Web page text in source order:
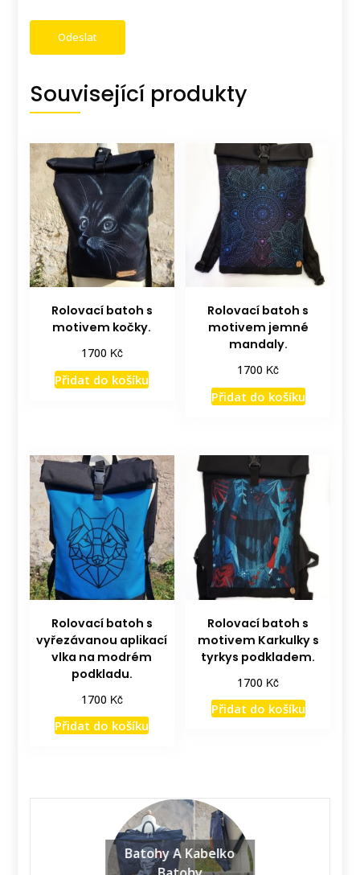
Související produkty
Rolovací batoh s
motivem kočky.
1700 Kč
Přidat do košíku
Rolovací batoh s
motivem jemné
mandaly.
1700 Kč
Přidat do košíku
Rolovací batoh s
vyřezávanou aplikací
vlka na modrém
podkladu.
1700 Kč
Přidat do košíku
Rolovací batoh s
motivem Karkulky s
tyrkys podkladem.
1700 Kč
Přidat do košíku
Batohy A Kabelko